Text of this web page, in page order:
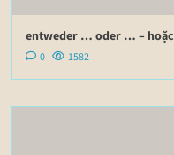
entweder … oder … –
0 1582